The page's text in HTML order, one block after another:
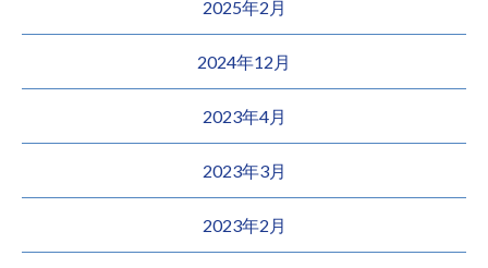
2025年2月
2024年12月
2023年4月
2023年3月
2023年2月